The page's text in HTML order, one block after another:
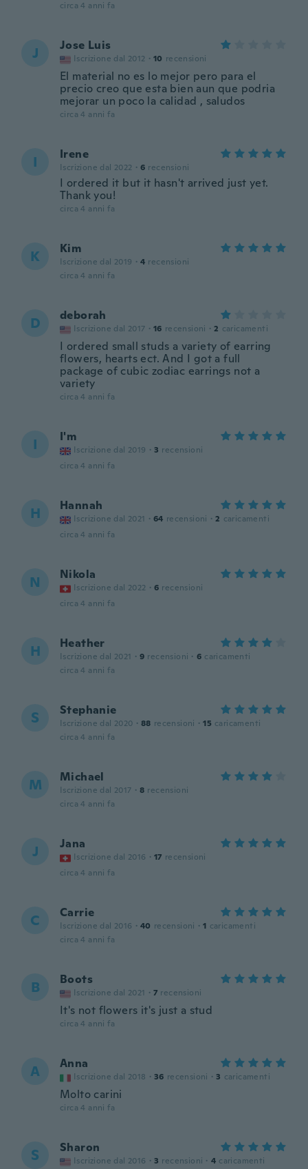
circa 4 anni fa
J Jose Luis
Iscrizione dal 2012 · 10 recensioni
El material no es lo mejor pero para el
precio creo que esta bien aun que podria
mejorar un poco la calidad , saludos
circa 4 anni fa
I Irene
Iscrizione dal 2022 · 6 recensioni
I ordered it but it hasn't arrived just yet.
Thank you!
circa 4 anni fa
K Kim
Iscrizione dal 2019 · 4 recensioni
circa 4 anni fa
D deborah
Iscrizione dal 2017 · 16 recensioni · 2 caricamenti
I ordered small studs a variety of earring
flowers, hearts ect. And I got a full
package of cubic zodiac earrings not a
variety
circa 4 anni fa
I I'm
Iscrizione dal 2019 · 3 recensioni
circa 4 anni fa
H Hannah
Iscrizione dal 2021 · 64 recensioni · 2 caricamenti
circa 4 anni fa
N Nikola
Iscrizione dal 2022 · 6 recensioni
circa 4 anni fa
H Heather
Iscrizione dal 2021 · 9 recensioni · 6 caricamenti
circa 4 anni fa
S Stephanie
Iscrizione dal 2020 · 88 recensioni · 15 caricamenti
circa 4 anni fa
M Michael
Iscrizione dal 2017 · 8 recensioni
circa 4 anni fa
J Jana
Iscrizione dal 2016 · 17 recensioni
circa 4 anni fa
C Carrie
Iscrizione dal 2016 · 40 recensioni · 1 caricamenti
circa 4 anni fa
B Boots
Iscrizione dal 2021 · 7 recensioni
It's not flowers it's just a stud
circa 4 anni fa
A Anna
Iscrizione dal 2018 · 36 recensioni · 3 caricamenti
Molto carini
circa 4 anni fa
S Sharon
Iscrizione dal 2016 · 3 recensioni · 4 caricamenti